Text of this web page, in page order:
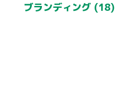
ブランディング (18)